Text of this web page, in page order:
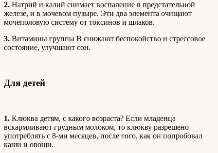
2. Натрий и калий снимает воспаление в предстательной
железе, и в мочевом пузыре. Эти два элемента очищают
мочеполовую систему от токсинов и шлаков.
3. Витамины группы В снижают беспокойство и стрессовое
состояние, улучшают сон.
Для детей
1. Клюква детям, с какого возраста? Если младенца
вскармливают грудным молоком, то клюкву разрешено
употреблять с 8-ми месяцев, после того, как он попробовал
каши и овощи.